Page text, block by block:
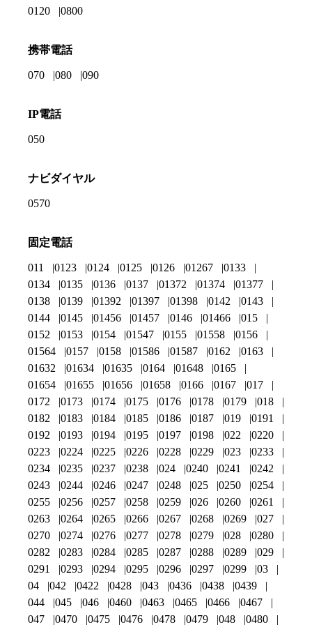
0120 0800
携帯電話
070 080 090
IP電話
050
ナビダイヤル
0570
固定電話
011 0123 0124 0125 0126 01267
0133
0134
0135 0136 0137 01372 01374
01377
0138
0139 01392 01397 01398 0142
0143
0144
0145 01456 01457 0146 01466
015
0152
0153 0154 01547 0155 01558
0156
01564
0157 0158 01586 01587 0162
0163
01632
01634 01635 0164 01648
0165
01654
01655 01656 01658 0166 0167
017
0172
0173 0174 0175 0176 0178 0179
018
0182
0183 0184 0185 0186 0187 019
0191
0192
0193 0194 0195 0197 0198 022
0220
0223
0224 0225 0226 0228 0229 023
0233
0234
0235 0237 0238 024 0240 0241
0242
0243
0244 0246 0247 0248 025 0250
0254
0255
0256 0257 0258 0259 026 0260
0261
0263
0264 0265 0266 0267 0268 0269
027
0270
0274 0276 0277 0278 0279 028
0280
0282
0283 0284 0285 0287 0288 0289
029
0291
0293 0294 0295 0296 0297 0299
03
04
042 0422 0428 043 0436 0438
0439
044
045 046 0460 0463 0465 0466
0467
047
0470 0475 0476 0478 0479 048 0480